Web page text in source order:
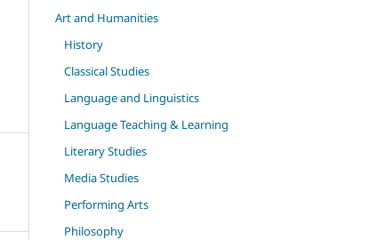
Art and Humanities
History
Classical Studies
Language and Linguistics
Language Teaching & Learning
Literary Studies
Media Studies
Performing Arts
Philosophy